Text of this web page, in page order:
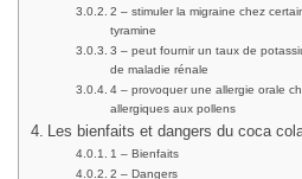
2 – stimuler la migraine chez
tyramine
3 – peut fournir un taux de
de maladie rénale
4 – provoquer une allergie orale
allergiques aux pollens
Les bienfaits et dangers du coca
1 – Bienfaits
2 – Dangers